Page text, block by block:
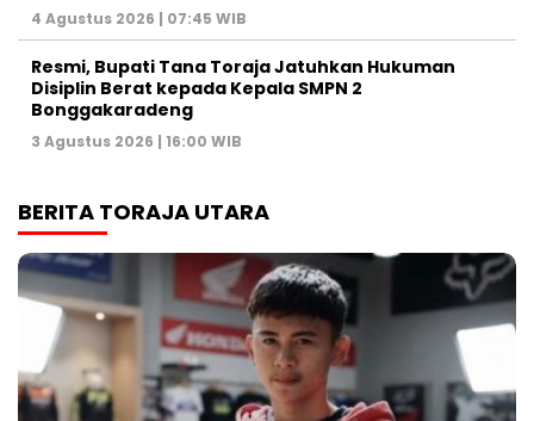
4 Agustus 2026 | 07:45 WIB
Resmi, Bupati Tana Toraja Jatuhkan Hukuman
Disiplin Berat kepada Kepala SMPN 2
Bonggakaradeng
3 Agustus 2026 | 16:00 WIB
BERITA TORAJA UTARA